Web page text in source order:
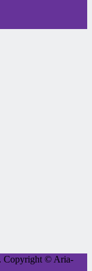
کليه حقوق اين سايت متعلق به آریا سپهر می‌باشد. Copyright © Aria-